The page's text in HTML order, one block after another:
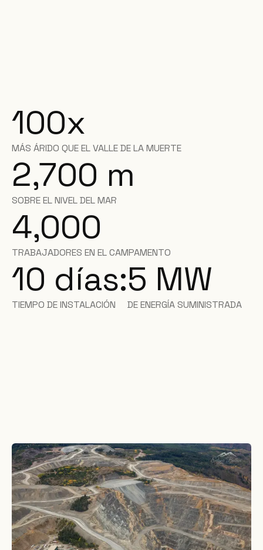
100x
MÁS ÁRIDO QUE EL VALLE DE LA MUERTE
2,700 m
SOBRE EL NIVEL DEL MAR
4,000
TRABAJADORES EN EL CAMPAMENTO
10 días:
TIEMPO DE INSTALACIÓN
5 MW
DE ENERGÍA SUMINISTRADA